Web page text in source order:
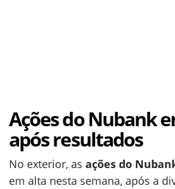
Ações do Nubank
após resultados
No exterior, as ações do
em alta nesta semana, após a